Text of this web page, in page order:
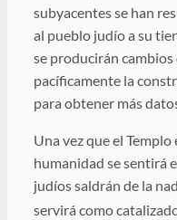
subyacentes se han
al pueblo judío a su
se producirán
pacíficamente la
para obtener más
Una vez que el
humanidad se sentirá
judíos saldrán de la
servirá como